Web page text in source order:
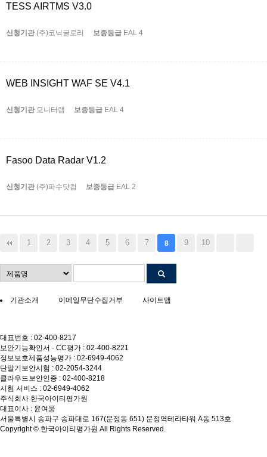
TESS AIRTMS V3.0
신청기관 (주)코닉글로리 보증등급 EAL 4
WEB INSIGHT WAF SE V4.1
신청기관 모니터랩 보증등급 EAL 4
Fasoo Data Radar V1.2
신청기관 (주)파수닷컴 보증등급 EAL 2
1 2 3 4 5 6 7 8 9 10
기관소개 이메일무단수집거부 사이트맵
대표번호 : 02-400-8217
보안기능확인서 · CC평가 : 02-400-8221
정보보호제품성능평가 : 02-6949-4062
단말기보안시험 : 02-2054-3244
클라우드보안인증 : 02-400-8218
시험 서비스 : 02-6949-4062
주식회사 한국아이티평가원
대표이사 : 윤여웅
서울특별시 송파구 송파대로 167(문정동 651) 문정역테라타워 A동 513호
Copyright © 한국아이티평가원 All Rights Reserved.